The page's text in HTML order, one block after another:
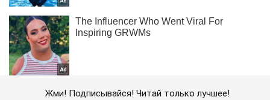
Жми! Подписывайся! Читай только лучшее!